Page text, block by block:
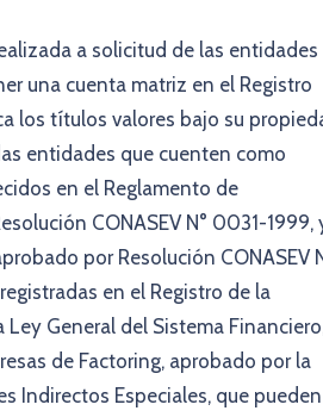
a solicitud de las entidades
una cuenta matriz en el Registro
los títulos valores bajo su
entidades que cuenten como
en el Reglamento de
CONASEV N° 0031-1999,
por Resolución CONASEV
en el Registro de la
General del Sistema
de Factoring, aprobado por la
Indirectos Especiales, que pueden